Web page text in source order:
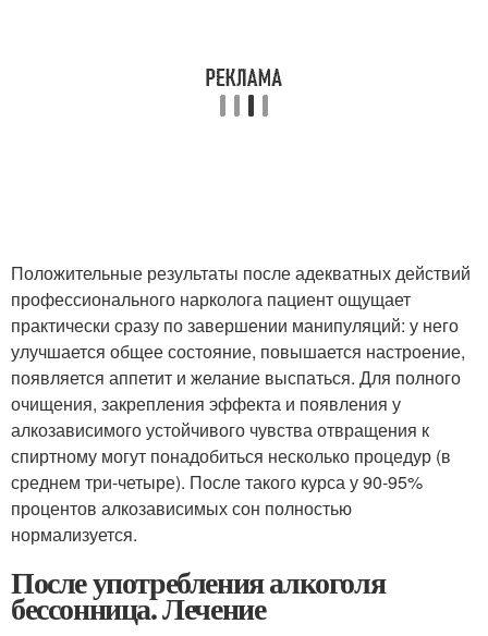
Положительные результаты после адекватных действий
профессионального нарколога пациент ощущает
практически сразу по завершении манипуляций: у него
улучшается общее состояние, повышается настроение,
появляется аппетит и желание выспаться. Для полного
очищения, закрепления эффекта и появления у
алкозависимого устойчивого чувства отвращения к
спиртному могут понадобиться несколько процедур (в
среднем три-четыре). После такого курса у 90-95%
процентов алкозависимых сон полностью
нормализуется.
После употребления алкоголя
бессонница. Лечение